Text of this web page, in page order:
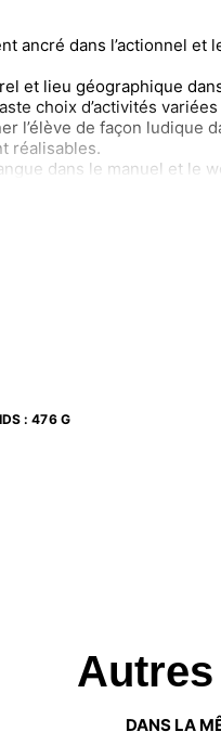
ancré dans l’actionnel et
et lieu géographique
choix d’activités
l’élève de façon ludique
réalisables.
dans le manuel et le
:476 G
DANS LA